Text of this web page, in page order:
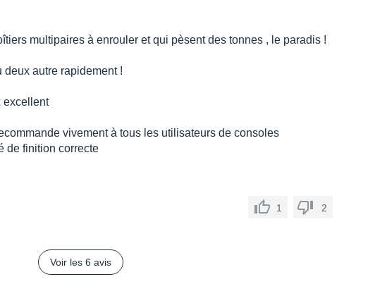
multipaires à enrouler et qui pèsent des tonnes , le paradis !
deux autre rapidement !
excellent
vivement à tous les utilisateurs de consoles
de finition correcte
1 2
Voir les 6 avis